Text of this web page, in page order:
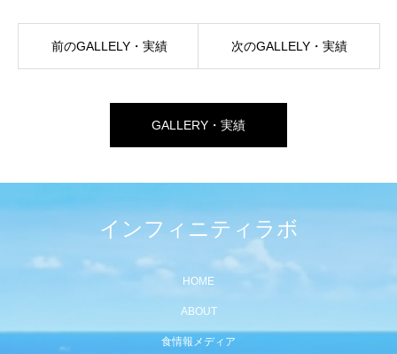
前のGALLELY・実績 次のGALLELY・実績
GALLERY・実績
インフィニティラボ
HOME
ABOUT
食情報メディア